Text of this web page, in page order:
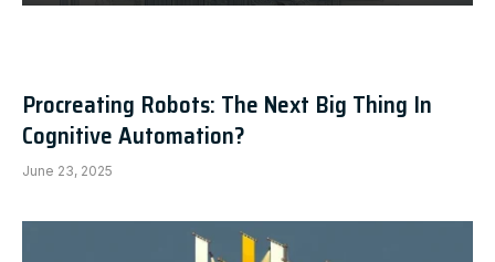
Procreating Robots: The Next Big Thing In
Cognitive Automation?
June 23, 2025